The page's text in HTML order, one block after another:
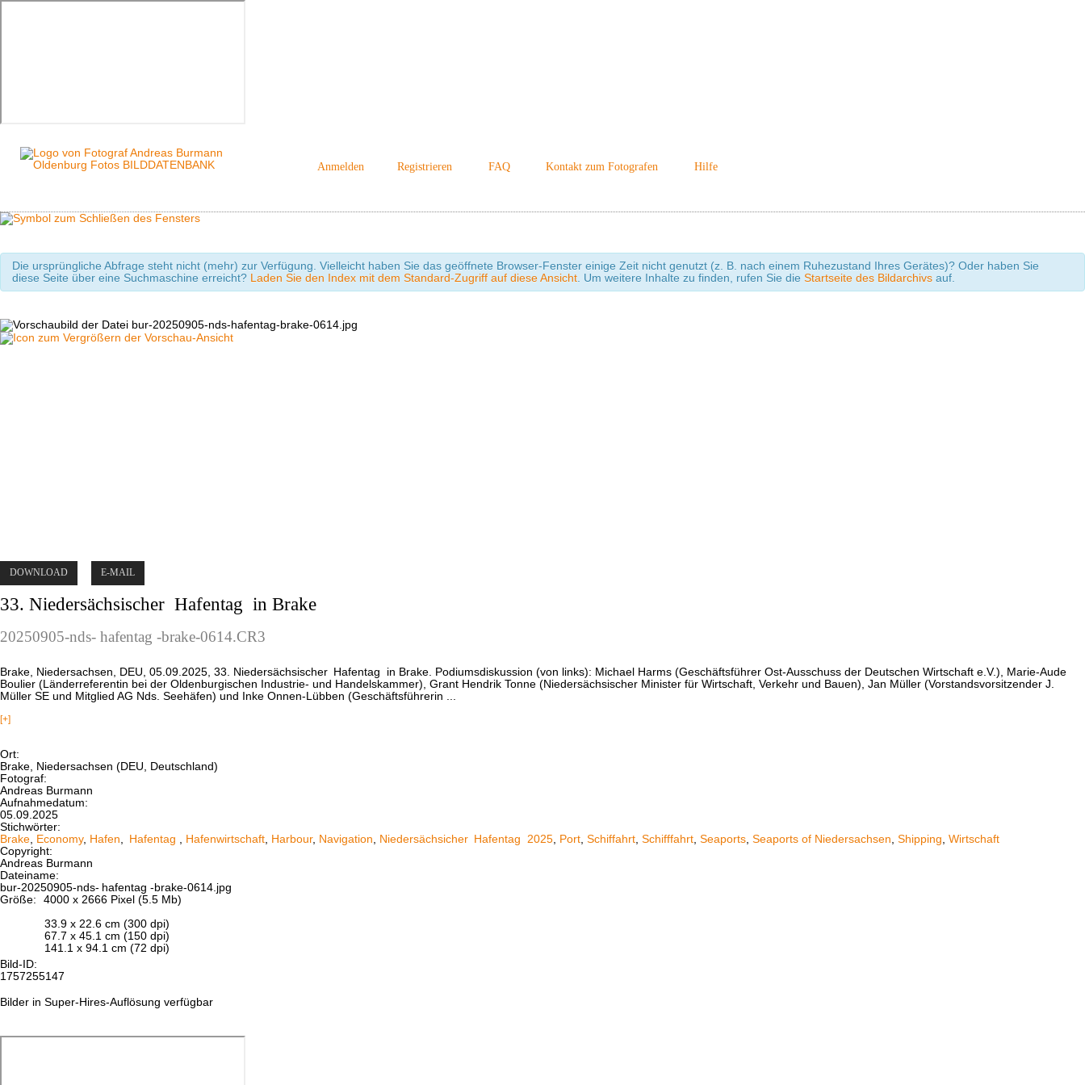
Anmelden Registrieren FAQ Kontakt zum Fotografen Hilfe
Die ursprüngliche Abfrage steht nicht (mehr) zur Verfügung. Vielleicht haben Sie das geöffnete Browser-Fenster einige Zeit nicht genutzt (z. B. nach einem Ruhezustand Ihres Gerätes)? Oder haben Sie
diese Seite über eine Suchmaschine erreicht? Laden Sie den Index mit dem Standard-Zugriff auf diese Ansicht. Um weitere Inhalte zu finden, rufen Sie die Startseite des Bildarchivs auf.
DOWNLOAD E-MAIL
33. Niedersächsischer Hafentag in Brake
20250905-nds- hafentag -brake-0614.CR3
Brake, Niedersachsen, DEU, 05.09.2025, 33. Niedersächsischer Hafentag
in Brake. Podiumsdiskussion (von links): Michael Harms (Geschäftsführer Ost-Ausschuss der Deutschen Wirtschaft e.V.), Marie-Aude
Boulier (Länderreferentin bei der Oldenburgischen Industrie- und Handelskammer), Grant Hendrik Tonne (Niedersächsischer Minister für Wirtschaft, Verkehr und Bauen), Jan Müller (Vorstandsvorsitzender J.
Müller SE und Mitglied AG Nds. Seehäfen) und Inke Onnen-Lübben (Geschäftsführerin ...
[+]
Ort:
Brake, Niedersachsen (DEU, Deutschland)
Fotograf:
Andreas Burmann
Aufnahmedatum:
05.09.2025
Stichwörter:
Brake Economy, Hafen Hafentag Hafenwirtschaft, Harbour, Navigation Niedersächsicher Hafentag 2025, Port, Schiffahrt, Schifffahrt, Seaports, Seaports of Niedersachsen Shipping Wirtschaft
Copyright:
Andreas Burmann
Dateiname:
bur-20250905-nds- hafentag -brake-0614.jpg
Größe:
4000 x 2666 Pixel (5.5 Mb)
33.9 x 22.6 cm (300 dpi)
67.7 x 45.1 cm (150 dpi)
141.1 x 94.1 cm (72 dpi)
Bild-ID:
1757255147
Bilder in Super-Hires-Auflösung verfügbar